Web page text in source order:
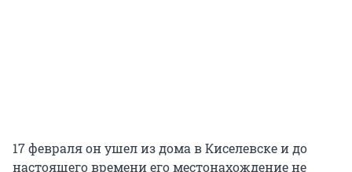
17 февраля он ушел из дома в Киселевске и до
настоящего времени его местонахождение не